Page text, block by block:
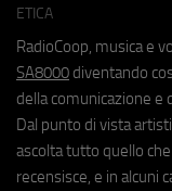
ETICA
RadioCoop, musica e
SA8000 diventando
della comunicazione e
Dal punto di vista
ascolta tutto quello
recensisce, e in alcuni